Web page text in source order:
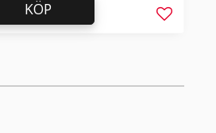
Lägg till
KÖP